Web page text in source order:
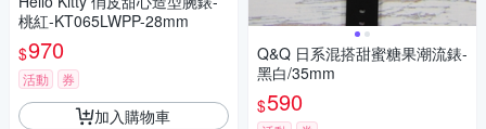
桃紅-KT065LWPP-28mm
$970
活動 券
加入購物車
Q&Q 日系混搭甜蜜糖果潮流錶-
黑白/35mm
$590